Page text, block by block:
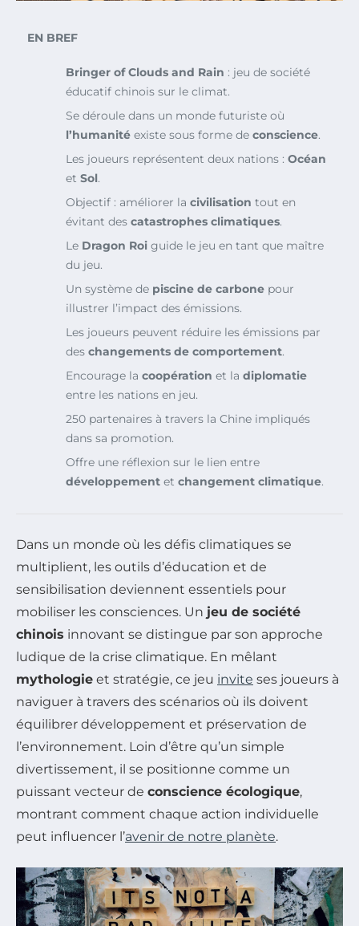
EN BREF
Bringer of Clouds and Rain : jeu de société
éducatif chinois sur le climat.
Se déroule dans un monde futuriste où
l’humanité existe sous forme de conscience.
Les joueurs représentent deux nations : Océan
et Sol.
Objectif : améliorer la civilisation tout en
évitant des catastrophes climatiques.
Le Dragon Roi guide le jeu en tant que maître
du jeu.
Un système de piscine de carbone pour
illustrer l’impact des émissions.
Les joueurs peuvent réduire les émissions par
des changements de comportement.
Encourage la coopération et la diplomatie
entre les nations en jeu.
250 partenaires à travers la Chine impliqués
dans sa promotion.
Offre une réflexion sur le lien entre
développement et changement climatique.
Dans un monde où les défis climatiques se
multiplient, les outils d’éducation et de
sensibilisation deviennent essentiels pour
mobiliser les consciences. Un jeu de société
chinois innovant se distingue par son approche
ludique de la crise climatique. En mêlant
mythologie et stratégie, ce jeu invite ses joueurs à
naviguer à travers des scénarios où ils doivent
équilibrer développement et préservation de
l’environnement. Loin d’être qu’un simple
divertissement, il se positionne comme un
puissant vecteur de conscience écologique,
montrant comment chaque action individuelle
peut influencer l’avenir de notre planète.